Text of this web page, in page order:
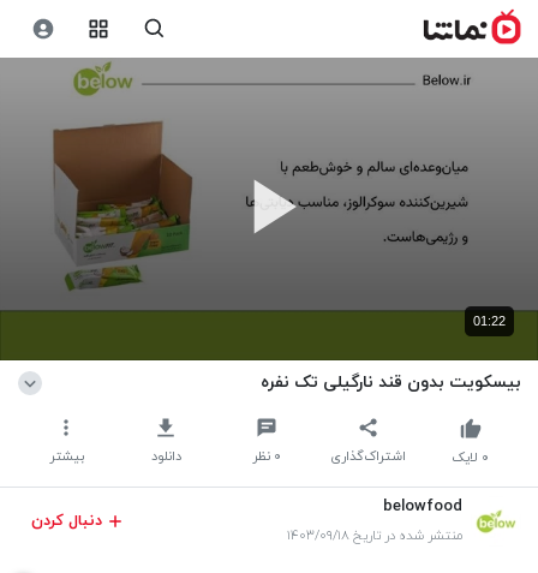
01:22
بیسکویت بدون قند نارگیلی تک نفره
اشتراک‌گذاری ۰ نظر دانلود بیشتر ۰ لایک
belowfood
منتشر شده در تاریخ ۱۴۰۳/۰۹/۱۸
دنبال کردن